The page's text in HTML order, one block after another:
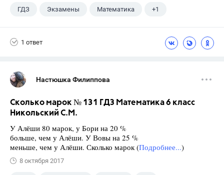
ГДЗ Экзамены Математика +1
1 ответ
Настюшка Филиппова
Сколько марок № 131 ГДЗ Математика 6 класс
Никольский С.М.
У Алёши 80 марок, у Бори на 20 %
больше, чем у Алёши. У Вовы на 25 %
меньше, чем у Алёши. Сколько марок (Подробнее...)
8 октября 2017